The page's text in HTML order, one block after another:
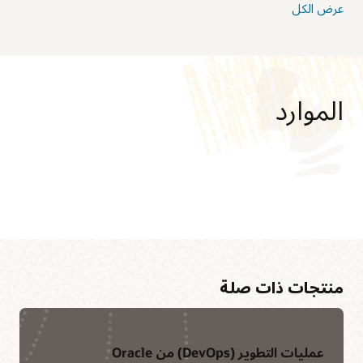
عرض الكل
الموارد
منتجات ذات صلة
عمليات التطوير (DevOps) من Oracle